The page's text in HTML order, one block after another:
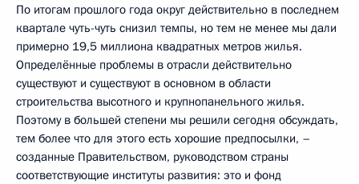
По итогам прошлого года округ действительно в последнем
квартале чуть-чуть снизил темпы, но тем не менее мы дали
примерно 19,5 миллиона квадратных метров жилья.
Определённые проблемы в отрасли действительно
существуют и существуют в основном в области
строительства высотного и крупнопанельного жилья.
Поэтому в большей степени мы решили сегодня обсуждать,
тем более что для этого есть хорошие предпосылки, –
созданные Правительством, руководством страны
соответствующие институты развития: это и фонд